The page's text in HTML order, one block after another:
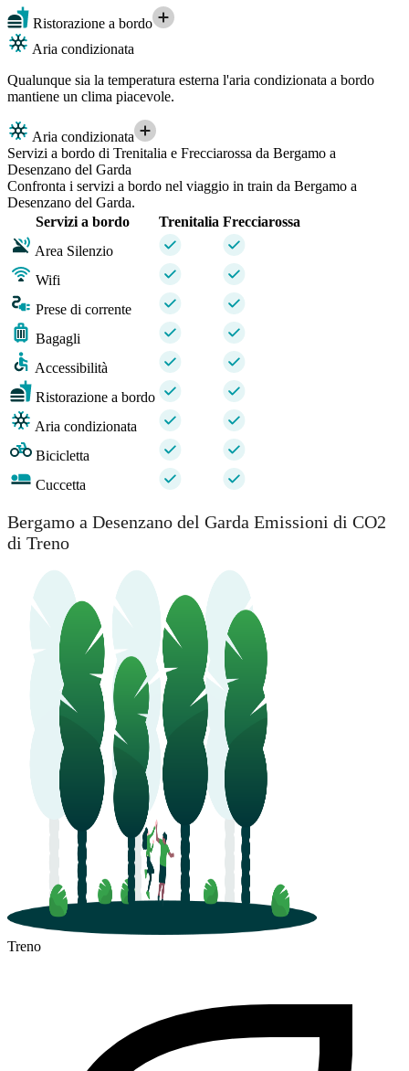
Ristorazione a bordo
Aria condizionata
Qualunque sia la temperatura esterna l'aria condizionata a bordo
mantiene un clima piacevole.
Aria condizionata
Servizi a bordo di Trenitalia e Frecciarossa da Bergamo a
Desenzano del Garda
Confronta i servizi a bordo nel viaggio in train da Bergamo a
Desenzano del Garda.
Servizi a bordo
Trenitalia Frecciarossa
Area Silenzio
Wifi
Prese di corrente
Bagagli
Accessibilità
Ristorazione a bordo
Aria condizionata
Bicicletta
Cuccetta
Bergamo a Desenzano del Garda Emissioni di CO2
di Treno
Treno